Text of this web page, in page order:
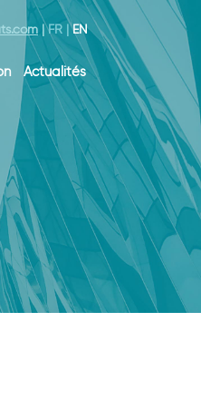
FR EN
Actualités